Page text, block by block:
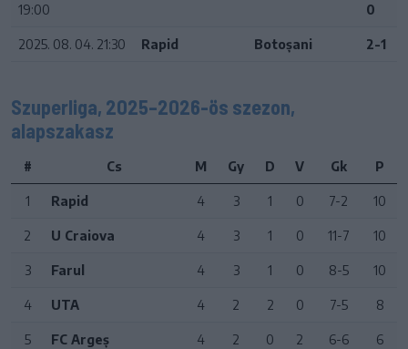
19:00
0
2025. 08. 04. 21:30 Rapid Botoșani 2-1
Szuperliga, 2025–2026-ös szezon,
alapszakasz
# Cs M Gy D V Gk P
1 Rapid 4 3 1 0 7-2 10
2 U Craiova 4 3 1 0 11-7 10
3 Farul 4 3 1 0 8-5 10
4 UTA 4 2 2 0 7-5 8
5 FC Argeș 4 2 0 2 6-6 6